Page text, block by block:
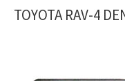
TOYOTA RAV-4